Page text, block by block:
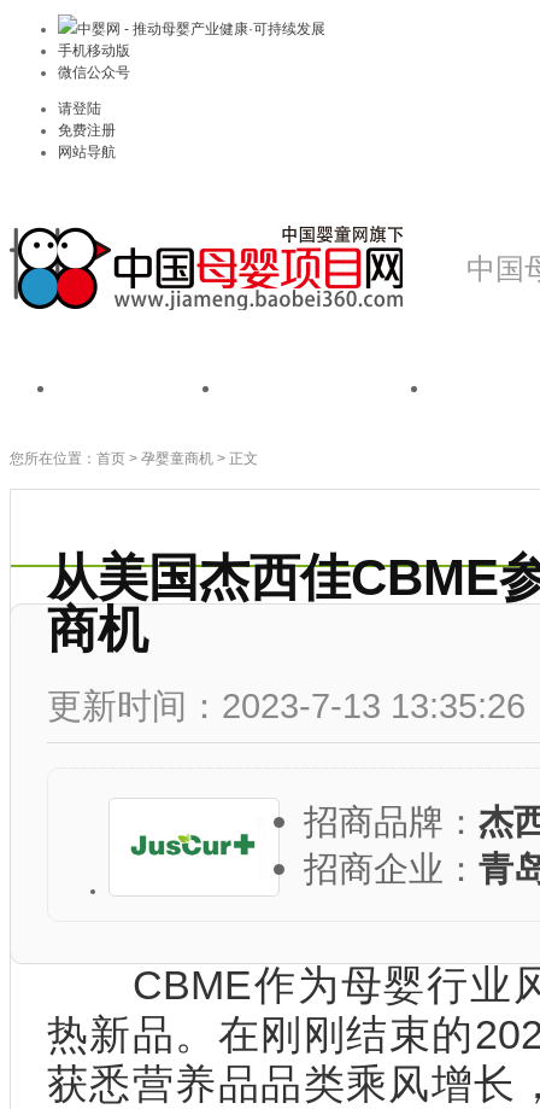
中婴网 - 推动母婴产业健康·可持续发展
手机移动版
微信公众号
请登陆
免费注册
网站导航
中国
您所在位置： 首页 > 孕婴童商机 > 正文
从美国杰西佳CBME
商机
更新时间：2023-7-13 13:35:26
招商品牌： 杰
招商企业： 青
CBME作为母婴行业
热新品。在刚刚结束的
获悉营养品品类乘风增长